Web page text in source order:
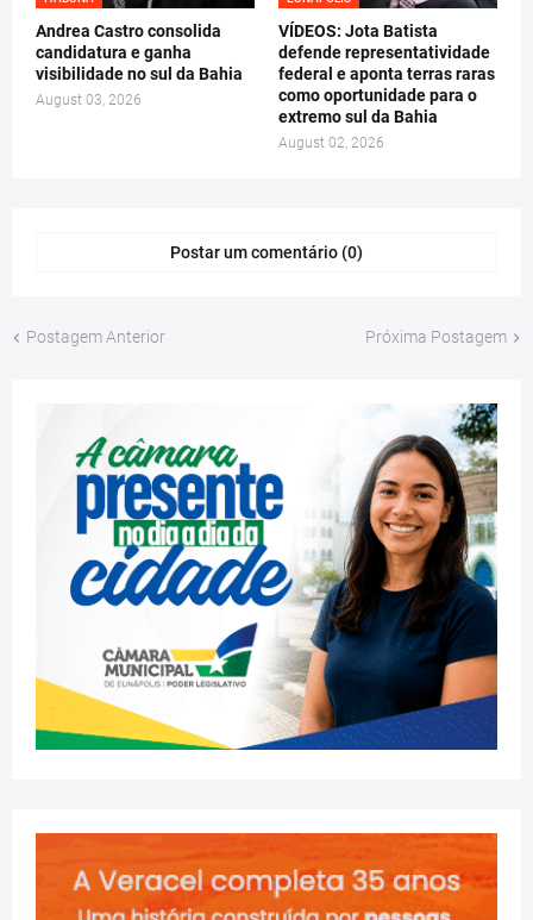
Andrea Castro consolida
candidatura e ganha
visibilidade no sul da Bahia
August 03, 2026
VÍDEOS: Jota Batista
defende representatividade
federal e aponta terras raras
como oportunidade para o
extremo sul da Bahia
August 02, 2026
Postar um comentário (0)
Postagem Anterior Próxima Postagem